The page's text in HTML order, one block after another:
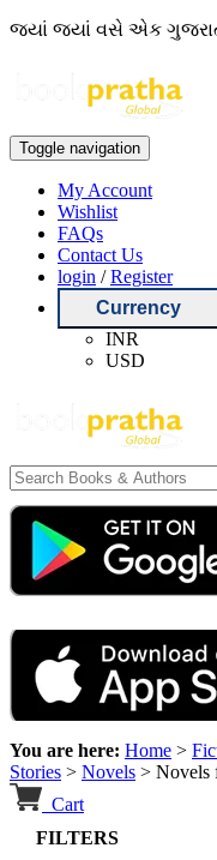
જ્યાં જ્યાં વસે એક
Toggle navigation
My Account
Wishlist
FAQs
Contact Us
login /Register
Currency
INR
USD
You are here: Home >
Stories > Novels > Novels
Cart
FILTERS